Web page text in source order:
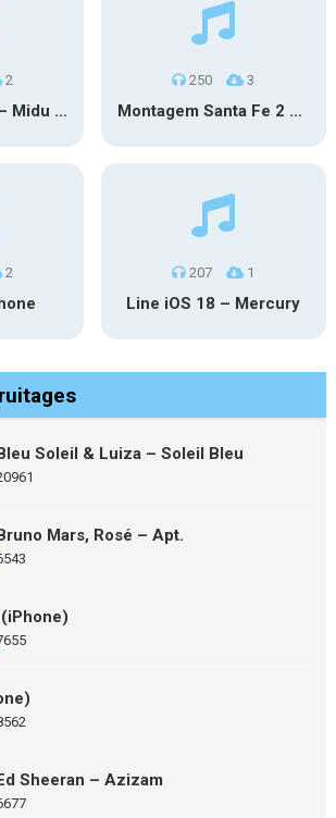
2
Chinese Phonk – Midu Echoing (Marimba)
250 3
Montagem Santa Fe 2 – Phonk (iPhone)
2 207 1
Line iOS 18 – Mercury
Soleil & Luiza – Soleil Bleu
Mars, Rosé – Apt.
Sheeran – Azizam